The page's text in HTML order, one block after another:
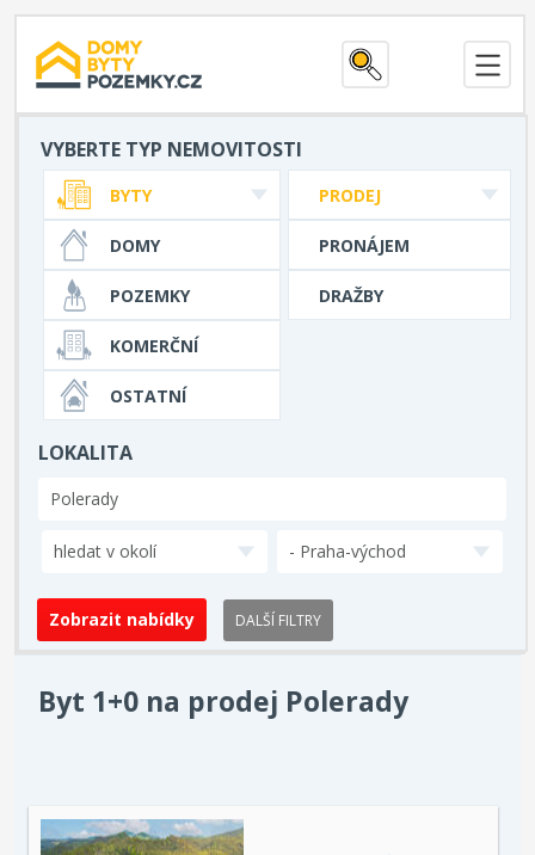
VYBERTE TYP NEMOVITOSTI
PRODEJ
PRONÁJEM
DRAŽBY
BYTY
DOMY
POZEMKY
KOMERČNÍ
OSTATNÍ
LOKALITA
hledat v okolí - Praha-východ
DALŠÍ FILTRY
Byt 1+0 na prodej Polerady